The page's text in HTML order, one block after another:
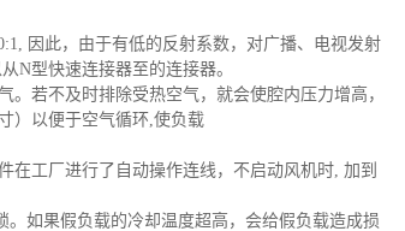
因此，由于有低的反射系数，对广播、电视发射
N型快速连接器至的连接器。
若不及时排除受热空气，就会使腔内压力增高，
）以便于空气循环,使负载
在工厂进行了自动操作连线，不启动风机时, 加到
如果假负载的冷却温度超高，会给假负载造成损